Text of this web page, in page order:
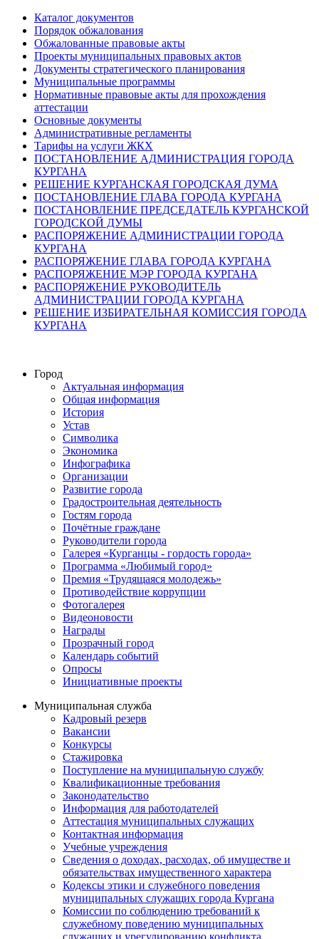
Каталог документов
Порядок обжалования
Обжалованные правовые акты
Проекты муниципальных правовых актов
Документы стратегического планирования
Муниципальные программы
Нормативные правовые акты для прохождения
аттестации
Основные документы
Административные регламенты
Тарифы на услуги ЖКХ
ПОСТАНОВЛЕНИЕ АДМИНИСТРАЦИЯ ГОРОДА
КУРГАНА
РЕШЕНИЕ КУРГАНСКАЯ ГОРОДСКАЯ ДУМА
ПОСТАНОВЛЕНИЕ ГЛАВА ГОРОДА КУРГАНА
ПОСТАНОВЛЕНИЕ ПРЕДСЕДАТЕЛЬ КУРГАНСКОЙ
ГОРОДСКОЙ ДУМЫ
РАСПОРЯЖЕНИЕ АДМИНИСТРАЦИИ ГОРОДА
КУРГАНА
РАСПОРЯЖЕНИЕ ГЛАВА ГОРОДА КУРГАНА
РАСПОРЯЖЕНИЕ МЭР ГОРОДА КУРГАНА
РАСПОРЯЖЕНИЕ РУКОВОДИТЕЛЬ
АДМИНИСТРАЦИИ ГОРОДА КУРГАНА
РЕШЕНИЕ ИЗБИРАТЕЛЬНАЯ КОМИССИЯ ГОРОДА
КУРГАНА
Город
Актуальная информация
Общая информация
История
Устав
Символика
Экономика
Инфографика
Организации
Развитие города
Градостроительная деятельность
Гостям города
Почётные граждане
Руководители города
Галерея «Курганцы - гордость города»
Программа «Любимый город»
Премия «Трудящаяся молодежь»
Противодействие коррупции
Фотогалерея
Видеоновости
Награды
Прозрачный город
Календарь событий
Опросы
Инициативные проекты
Муниципальная служба
Кадровый резерв
Вакансии
Конкурсы
Стажировка
Поступление на муниципальную службу
Квалификационные требования
Законодательство
Информация для работодателей
Аттестация муниципальных служащих
Контактная информация
Учебные учреждения
Сведения о доходах, расходах, об имуществе и
обязательствах имущественного характера
Кодексы этики и служебного поведения
муниципальных служащих города Кургана
Комиссии по соблюдению требований к
служебному поведению муниципальных
служащих и урегулированию конфликта